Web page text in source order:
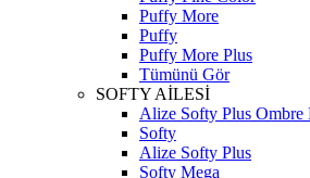
Puffy More
Puffy
Puffy More Plus
Tümünü Gör
SOFTY AİLESİ
Alize Softy Plus Ombre
Softy
Alize Softy Plus
Softy Mega